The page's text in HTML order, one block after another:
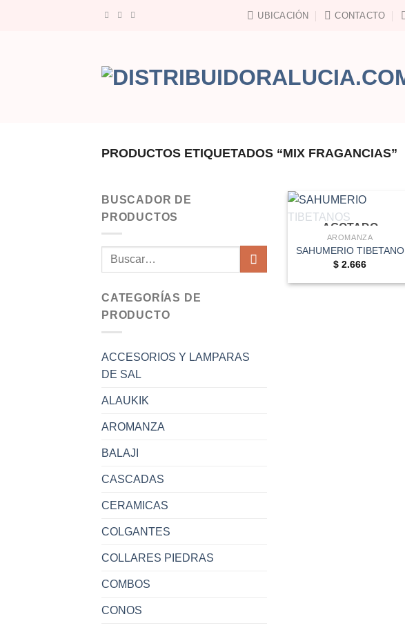
UBICACIÓN CONTACTO
PRODUCTOS ETIQUETADOS “MIX FRAGANCIAS”
BUSCADOR DE
PRODUCTOS
Buscar
CATEGORÍAS DE
PRODUCTO
ACCESORIOS Y LAMPARAS
DE SAL
ALAUKIK
AROMANZA
BALAJI
CASCADAS
CERAMICAS
COLGANTES
COLLARES PIEDRAS
COMBOS
CONOS
AGOTADO
AROMANZA
SAHUMERIO TIBETANO
$ 2.666